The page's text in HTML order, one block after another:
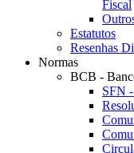
Fiscal
Estatutos
Resenhas
Normas
BCB -
SFN